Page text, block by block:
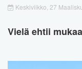
Keskiviikko, 27
Vielä ehtii